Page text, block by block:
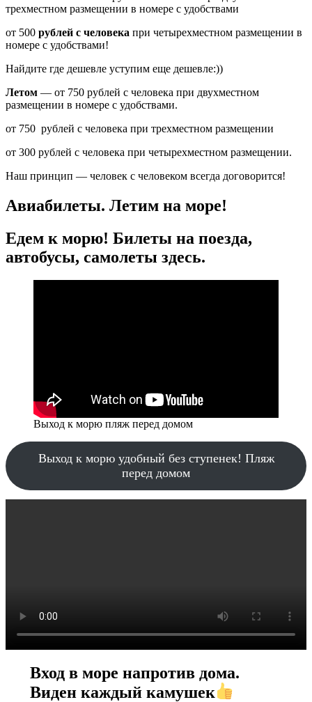
трехместном размещении в номере с удобствами
от 500 рублей с человека при четырехместном размещении в
номере с удобствами!
Найдите где дешевле уступим еще дешевле:))
Летом — от 750 рублей с человека при двухместном
размещении в номере с удобствами.
от 750 рублей с человека при трехместном размещении
от 300 рублей с человека при четырехместном размещении.
Наш принцип — человек с человеком всегда договорится!
Авиабилеты. Летим на море!
Едем к морю! Билеты на поезда,
автобусы, самолеты здесь.
Выход к морю пляж перед домом
Выход к морю удобный без ступенек! Пляж
перед домом
Вход в море напротив дома.
Виден каждый камушек